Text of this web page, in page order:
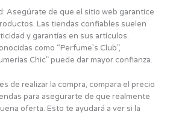
Asegúrate de que el sitio web garantice
Las tiendas confiables suelen
y garantías en sus artículos.
como “Perfume’s Club”,
Chic” puede dar mayor confianza.
de realizar la compra, compara el precio
para asegurarte de que realmente
oferta. Esto te ayudará a ver si la